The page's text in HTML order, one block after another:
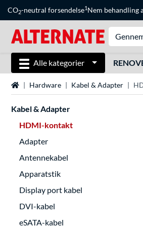
CO2-neutral forsendelse1Nem behandling
Alle kategorier
StartsideHardware Kabel & Adapter
Kabel & Adapter
HDMI-kontakt
Adapter
Antennekabel
Apparatstik
Display port kabel
DVI-kabel
eSATA-kabel